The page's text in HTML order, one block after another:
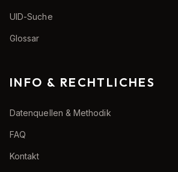
UID-Suche
Glossar
INFO & RECHTLICHES
Datenquellen & Methodik
FAQ
Kontakt